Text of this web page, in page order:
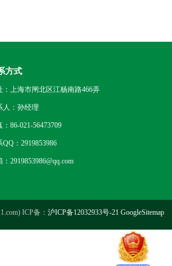
方式
：上海市闸北区江杨南路466弄
人：孙经理
：86-021-56473709
QQ：2919853986
：2919853986@qq.com
ICP备： 沪ICP备12032933号-21 GoogleSitemap